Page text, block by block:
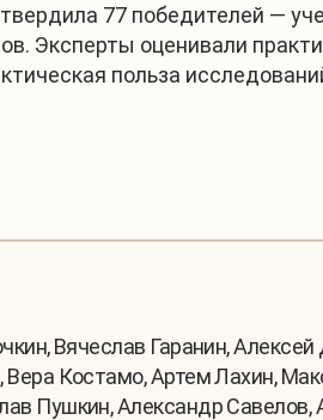
77 победителей —
Эксперты оценивали
польза
Вячеслав Гаранин,
Костамо, Артем Лахин,
Пушкин, Александр